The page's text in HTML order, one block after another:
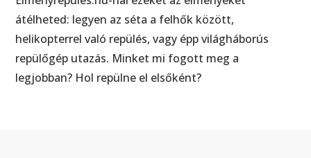
átélheted: legyen az séta a felhők között,
helikopterrel való repülés, vagy épp világháborús
repülőgép utazás. Minket mi fogott meg a
legjobban? Hol repülne el elsőként?